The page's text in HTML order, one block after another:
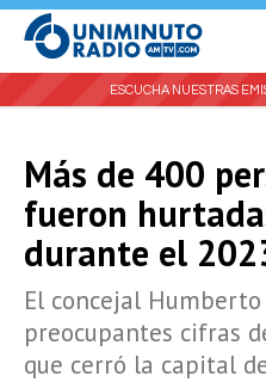
ESCUCHA NUESTRAS
Más de 400
fueron
durante el
El concejal Humberto
preocupantes cifras
que cerró la capital